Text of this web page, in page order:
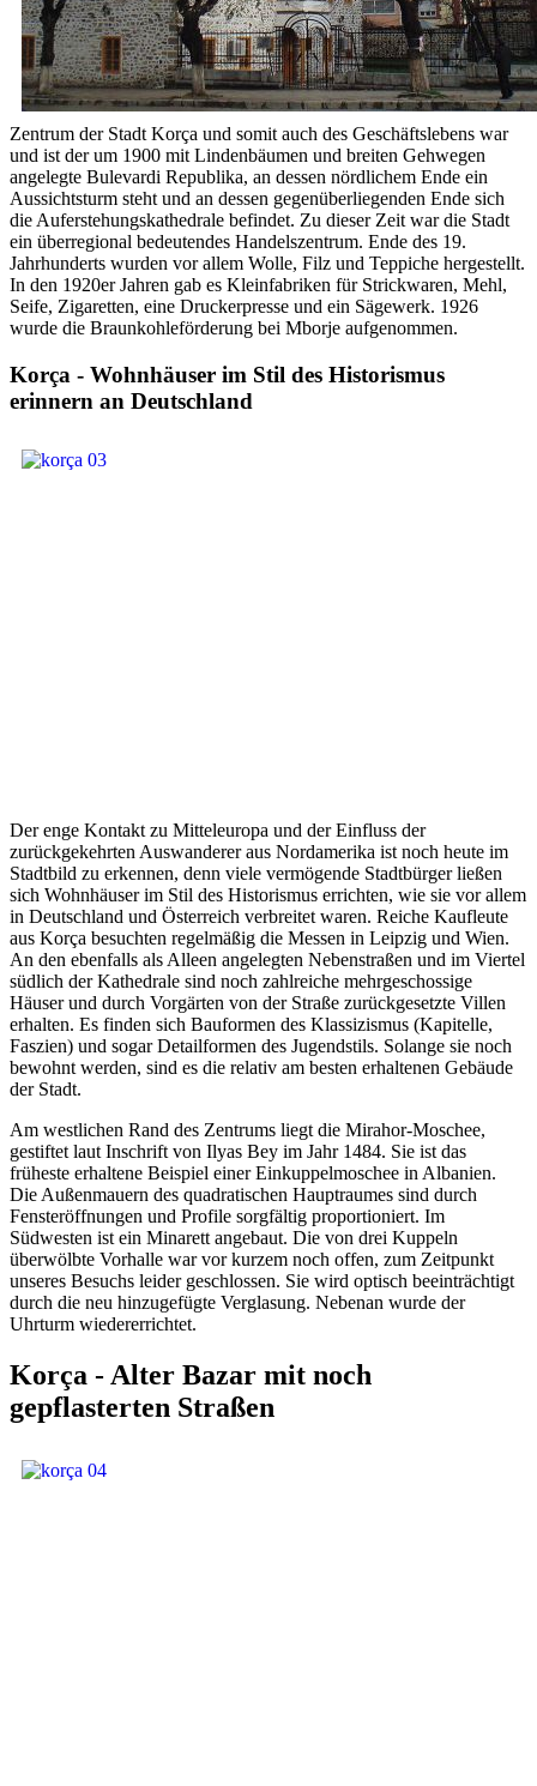
Zentrum der Stadt Korça und somit auch des Geschäftslebens war
und ist der um 1900 mit Lindenbäumen und breiten Gehwegen
angelegte Bulevardi Republika, an dessen nördlichem Ende ein
Aussichtsturm steht und an dessen gegenüberliegenden Ende sich
die Auferstehungskathedrale befindet. Zu dieser Zeit war die Stadt
ein überregional bedeutendes Handelszentrum. Ende des 19.
Jahrhunderts wurden vor allem Wolle, Filz und Teppiche hergestellt.
In den 1920er Jahren gab es Kleinfabriken für Strickwaren, Mehl,
Seife, Zigaretten, eine Druckerpresse und ein Sägewerk. 1926
wurde die Braunkohleförderung bei Mborje aufgenommen.
Korça - Wohnhäuser im Stil des Historismus
erinnern an Deutschland
Der enge Kontakt zu Mitteleuropa und der Einfluss der
zurückgekehrten Auswanderer aus Nordamerika ist noch heute im
Stadtbild zu erkennen, denn viele vermögende Stadtbürger ließen
sich Wohnhäuser im Stil des Historismus errichten, wie sie vor allem
in Deutschland und Österreich verbreitet waren. Reiche Kaufleute
aus Korça besuchten regelmäßig die Messen in Leipzig und Wien.
An den ebenfalls als Alleen angelegten Nebenstraßen und im Viertel
südlich der Kathedrale sind noch zahlreiche mehrgeschossige
Häuser und durch Vorgärten von der Straße zurückgesetzte Villen
erhalten. Es finden sich Bauformen des Klassizismus (Kapitelle,
Faszien) und sogar Detailformen des Jugendstils. Solange sie noch
bewohnt werden, sind es die relativ am besten erhaltenen Gebäude
der Stadt.
Am westlichen Rand des Zentrums liegt die Mirahor-Moschee,
gestiftet laut Inschrift von Ilyas Bey im Jahr 1484. Sie ist das
früheste erhaltene Beispiel einer Einkuppelmoschee in Albanien.
Die Außenmauern des quadratischen Hauptraumes sind durch
Fensteröffnungen und Profile sorgfältig proportioniert. Im
Südwesten ist ein Minarett angebaut. Die von drei Kuppeln
überwölbte Vorhalle war vor kurzem noch offen, zum Zeitpunkt
unseres Besuchs leider geschlossen. Sie wird optisch beeinträchtigt
durch die neu hinzugefügte Verglasung. Nebenan wurde der
Uhrturm wiedererrichtet.
Korça - Alter Bazar mit noch
gepflasterten Straßen